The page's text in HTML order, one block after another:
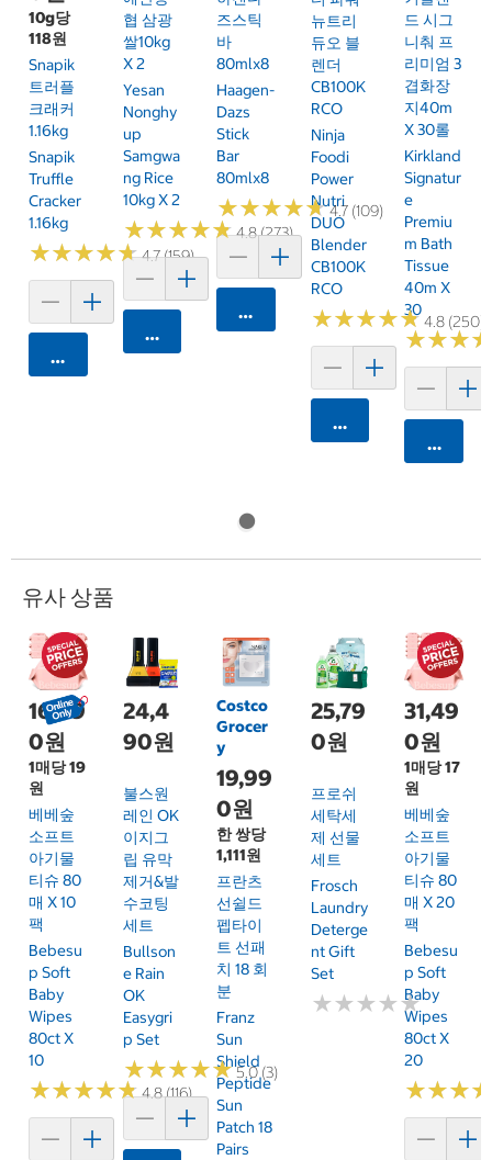
10g당
118원
Snapik
트러플
크래커
1.16kg
Snapik
Truffle
Cracker
1.16kg
★★★★★
★★★★★4.7 (159)
카트에 담기
협 삼광
쌀10kg
X 2
Yesan
Nonghy
Up
Samgwa
Ng Rice
10kg X 2
★★★★★
★★★★★4.8 (273)
카트에 담기
즈스틱
바
80mlx8
Haagen-
Dazs
Stick
Bar
80mlx8
★★★★★
★★★★★4.7 (109)
카트에 담기
뉴트리
듀오 블
렌더
CB100K
RCO
Ninja
Foodi
Power
Nutri
DUO
Blender
CB100K
RCO
★★★★★
★★★★★4.8 (250)
카트에 담기
드 시그
니춰 프
리미엄 3
겹화장
지40m
X 30롤
Kirkland
Signatur
E
Premiu
M Bath
Tissue
40m X
30
★★★
★★★
카트에
유사 상품
16,99
0원
1매당 19
원
베베숲
소프트
아기물
티슈 80
매 X 10
팩
Bebesu
P Soft
Baby
Wipes
80ct X
10
★★★★★
★★★★★4.8 (116)
24,4
90원
불스원
레인 OK
이지그
립 유막
제거&발
수코팅
세트
Bullson
E Rain
OK
Easygri
P Set
★★★★★
★★★★★5.0 (3)
Costco
Grocer
y
19,99
0원
한 쌍당
1,111원
프란츠
선쉴드
펩타이
트 선패
치 18 회
분
Franz
Sun
Shield
Peptide
Sun
Patch 18
Pairs
25,79
0원
프로쉬
세탁세
제 선물
세트
Frosch
Laundry
Deterge
Nt Gift
Set
★★★★★
★★★★★
31,49
0원
1매당 17
원
베베숲
소프트
아기물
티슈 80
매 X 20
팩
Bebesu
P Soft
Baby
Wipes
80ct X
20
★★★
★★★